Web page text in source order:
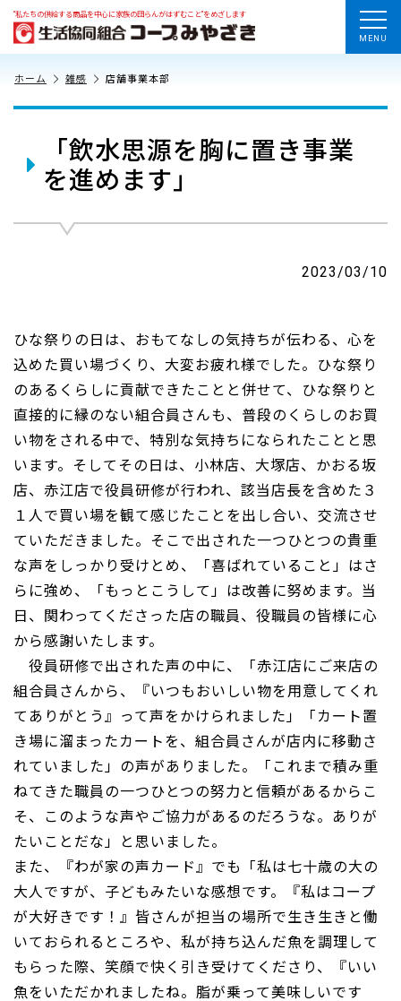
“私たちの供給する商品を中心に家族の団らんがはずむこと”をめざします
MENU
ホーム 雑感 店舗事業本部
「飲水思源を胸に置き事業
を進めます」
2023/03/10
ひな祭りの日は、おもてなしの気持ちが伝わる、心を
込めた買い場づくり、大変お疲れ様でした。ひな祭り
のあるくらしに貢献できたことと併せて、ひな祭りと
直接的に縁のない組合員さんも、普段のくらしのお買
い物をされる中で、特別な気持ちになられたことと思
います。そしてその日は、小林店、大塚店、かおる坂
店、赤江店で役員研修が行われ、該当店長を含めた３
１人で買い場を観て感じたことを出し合い、交流させ
ていただきました。そこで出された一つひとつの貴重
な声をしっかり受けとめ、「喜ばれていること」はさ
らに強め、「もっとこうして」は改善に努めます。当
日、関わってくださった店の職員、役職員の皆様に心
から感謝いたします。
役員研修で出された声の中に、「赤江店にご来店の
組合員さんから、『いつもおいしい物を用意してくれ
てありがとう』って声をかけられました」「カート置
き場に溜まったカートを、組合員さんが店内に移動さ
れていました」の声がありました。「これまで積み重
ねてきた職員の一つひとつの努力と信頼があるからこ
そ、このような声やご協力があるのだろうな。ありが
たいことだな」と思いました。
また、『わが家の声カード』でも「私は七十歳の大の
大人ですが、子どもみたいな感想です。『私はコープ
が大好きです！』皆さんが担当の場所で生き生きと働
いておられるところや、私が持ち込んだ魚を調理して
もらった際、笑顔で快く引き受けてくださり、『いい
魚をいただかれましたね。脂が乗って美味しいです